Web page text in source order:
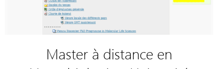
Master à distance en